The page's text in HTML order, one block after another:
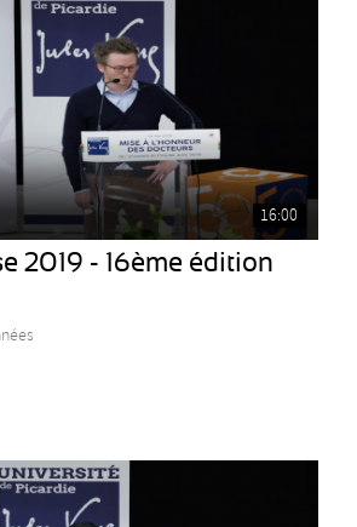
16:00
2019 - 16ème édition